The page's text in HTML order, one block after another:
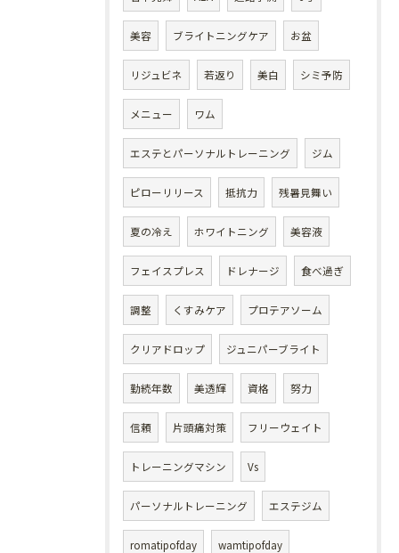
美容 ブライトニングケア お盆
リジュビネ 若返り 美白 シミ予防
メニュー ワム
エステとパーソナルトレーニング ジム
ピローリリース 抵抗力 残暑見舞い
夏の冷え ホワイトニング 美容液
フェイスプレス ドレナージ 食べ過ぎ
調整 くすみケア プロテアソーム
クリアドロップ ジュニパーブライト
勤続年数 美透輝 資格 努力
信頼 片頭痛対策 フリーウェイト
トレーニングマシン Vs
パーソナルトレーニング エステジム
romatipofday wamtipofday